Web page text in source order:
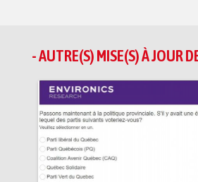
- AUTRE(S) MISE(S) À JOUR